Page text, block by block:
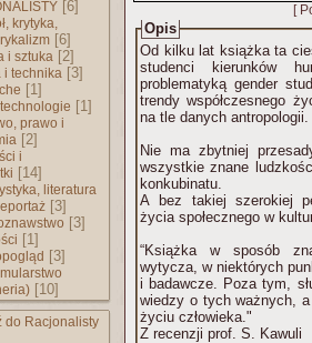
[6]
krytyka,
[6]
i sztuka [2]
i technika [3]
[1]
[1]
prawo i
[2]
i
[14]
literatura
[3]
[3]
[1]
[3]
[10]
do Racjonalisty
[
Opis
Od kilku lat książka ta
studenci kierunków
problematyką gender
trendy współczesnego
na tle danych antropologii.
Nie ma zbytniej
wszystkie znane
konkubinatu.
A bez takiej szerokiej
życia społecznego w
“Książka w sposób
wytycza, w niektórych
i badawcze. Poza tym,
wiedzy o tych ważnych,
życiu człowieka."
Z recenzji prof. S. Kawuli